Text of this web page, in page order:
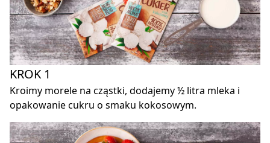
KROK 1
Kroimy morele na cząstki, dodajemy ½ litra mleka i
opakowaniecukru o smaku kokosowym.